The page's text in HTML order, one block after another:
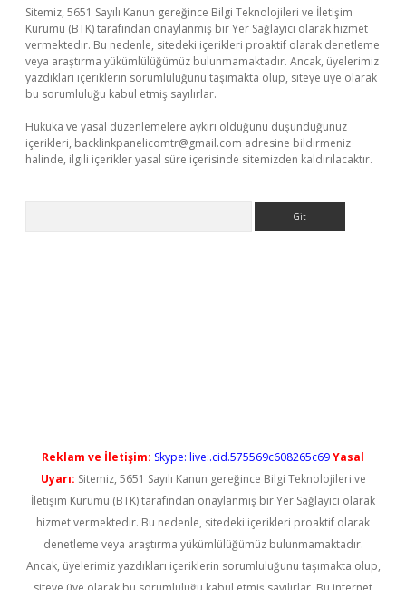
Sitemiz, 5651 Sayılı Kanun gereğince Bilgi Teknolojileri ve İletişim
Kurumu (BTK) tarafından onaylanmış bir Yer Sağlayıcı olarak hizmet
vermektedir. Bu nedenle, sitedeki içerikleri proaktif olarak denetleme
veya araştırma yükümlülüğümüz bulunmamaktadır. Ancak, üyelerimiz
yazdıkları içeriklerin sorumluluğunu taşımakta olup, siteye üye olarak
bu sorumluluğu kabul etmiş sayılırlar.
Hukuka ve yasal düzenlemelere aykırı olduğunu düşündüğünüz
içerikleri, backlinkpanelicomtr@gmail.com adresine bildirmeniz
halinde, ilgili içerikler yasal süre içerisinde sitemizden kaldırılacaktır.
Reklam ve İletişim: Skype: live:.cid.575569c608265c69Yasal
Uyarı: Sitemiz, 5651 Sayılı Kanun gereğince Bilgi Teknolojileri ve
İletişim Kurumu (BTK) tarafından onaylanmış bir Yer Sağlayıcı olarak
hizmet vermektedir. Bu nedenle, sitedeki içerikleri proaktif olarak
denetleme veya araştırma yükümlülüğümüz bulunmamaktadır.
Ancak, üyelerimiz yazdıkları içeriklerin sorumluluğunu taşımakta olup,